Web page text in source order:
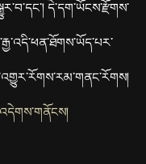
དེ་དག་ཡོངས་རྫོགས་